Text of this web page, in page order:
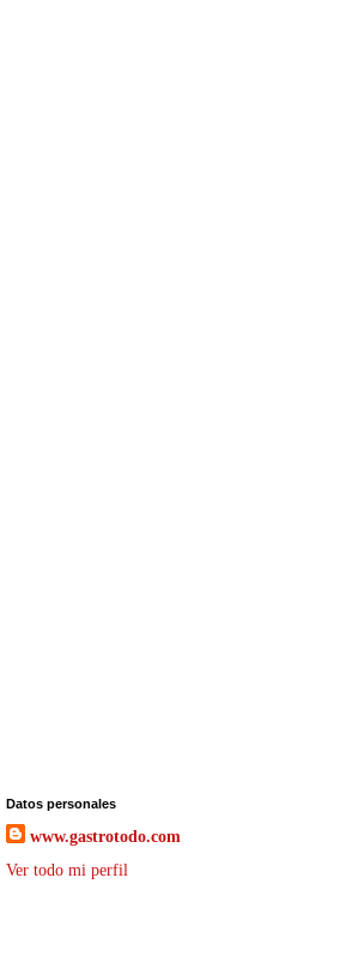
Datos personales
www.gastrotodo.com
Ver todo mi perfil